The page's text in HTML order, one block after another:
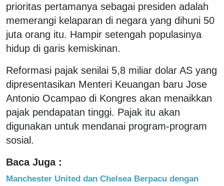
prioritas pertamanya sebagai presiden adalah
memerangi kelaparan di negara yang dihuni 50
juta orang itu. Hampir setengah populasinya
hidup di garis kemiskinan.
Reformasi pajak senilai 5,8 miliar dolar AS yang
dipresentasikan Menteri Keuangan baru Jose
Antonio Ocampao di Kongres akan menaikkan
pajak pendapatan tinggi. Pajak itu akan
digunakan untuk mendanai program-program
sosial.
Baca Juga :
Manchester United dan Chelsea Berpacu dengan